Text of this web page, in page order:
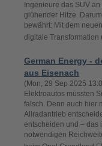
Ingenieure das SUV
glühender Hitze.
bewährt: Mit dem
digitale Transformation
German Energy -
aus Eisenach
(Mon, 29 Sep 2025
Elektroautos müssten
falsch. Denn auch hier
Allradantrieb
entscheiden und – das
notwendigen